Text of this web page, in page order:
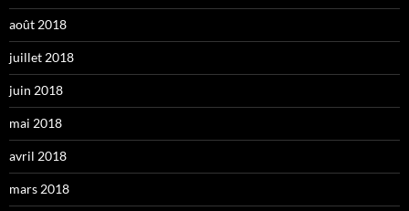
août 2018
juillet 2018
juin 2018
mai 2018
avril 2018
mars 2018